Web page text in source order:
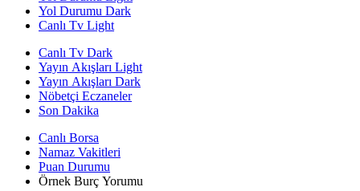
Yol Durumu Dark
Canlı Tv Light
Canlı Tv Dark
Yayın Akışları Light
Yayın Akışları Dark
Nöbetçi Eczaneler
Son Dakika
Canlı Borsa
Namaz Vakitleri
Puan Durumu
Örnek Burç Yorumu